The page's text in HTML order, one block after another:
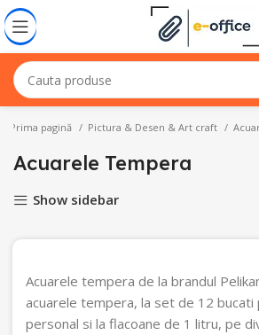
Prima pagină Pictura & Desen & Art craft
Acuarele Tempera
Show sidebar
Acuarele tempera de la brandul
acuarele tempera, la set de 12 bucati
personal si la flacoane de 1 litru, pe